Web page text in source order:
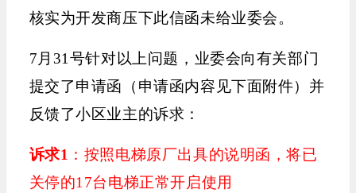
核实为开发商压下此信函未给业委会。
7月31号针对以上问题，业委会向有关部门
提交了申请函 （申请函内容见下面附件） 并
反馈了小区业主的诉求：
诉求1 ：按照电梯原厂出具的说明函，将已
关停的17台电梯正常开启使用